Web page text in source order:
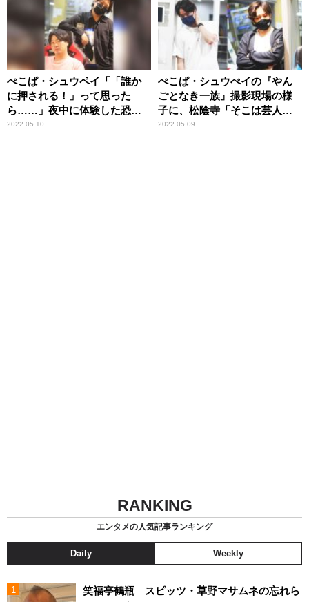
ぺこぱ・シュウペイ「「誰か
に押される！」って思った
ら……」夜中に体験した恐怖
体験
2022.05.10
ぺこぱ・シュウぺイの『やん
ごとなき一族』撮影現場の様
子に、松陰寺「そこは芸人の
トーンで話せよ（笑）」
2022.05.09
RANKING
エンタメの人気記事ランキング
Daily Weekly
笑福亭鶴瓶 スピッツ・草野マサムネの忘れら